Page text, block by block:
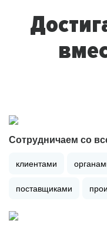
Сотрудничаем со
клиентами
поставщиками